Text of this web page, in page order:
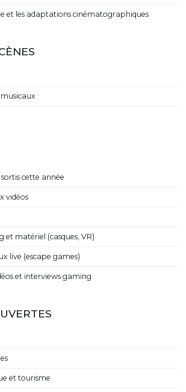
et les adaptations cinématographiques
sortis cette année
vidéos
et matériel (casques, VR)
live (escape games)
et interviews gaming
et tourisme